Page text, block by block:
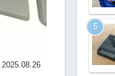
2025.08.26